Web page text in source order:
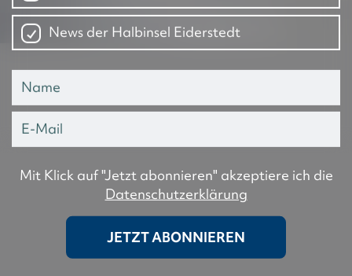
News der Halbinsel Eiderstedt
Mit Klick auf "Jetzt abonnieren" akzeptiere ich die
Datenschutzerklärung